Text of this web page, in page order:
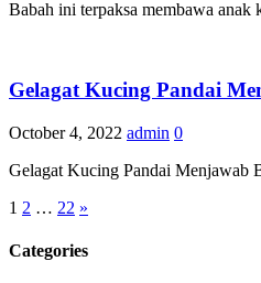
Babah ini terpaksa membawa anak
Gelagat Kucing Pandai
October 4, 2022 admin 0
Gelagat Kucing Pandai Menjawab
Posts
pagination
1 2 … 22 »
Categories